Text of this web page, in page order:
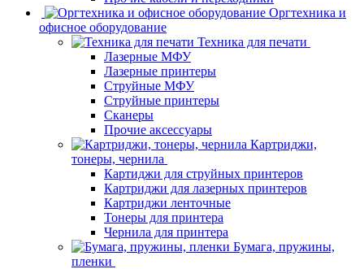
Оргтехника и
офисное оборудование
Техника для печати
Лазерные МФУ
Лазерные принтеры
Струйные МФУ
Струйные принтеры
Сканеры
Прочие аксессуары
Картриджи,
тонеры, чернила
Картиджи для струйных принтеров
Картриджи для лазерных принтеров
Картриджи ленточные
Тонеры для принтера
Чернила для принтера
Бумага, пружины,
пленки